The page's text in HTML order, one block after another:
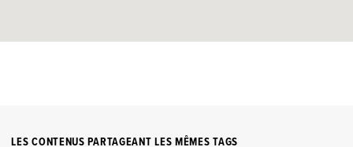
LES CONTENUS PARTAGEANT LES MÊMES TAGS